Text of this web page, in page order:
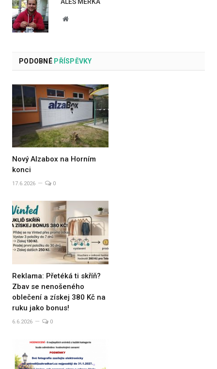
ALEŠ MĚRKA
Website
PODOBNÉPŘÍSPĚVKY
Nový Alzabox na Horním
konci
17.6.2026 0
Reklama: Přetéká ti skříň?
Zbav se nenošeného
oblečení a získej 380 Kč na
ruku jako bonus!
6.6.2026 0